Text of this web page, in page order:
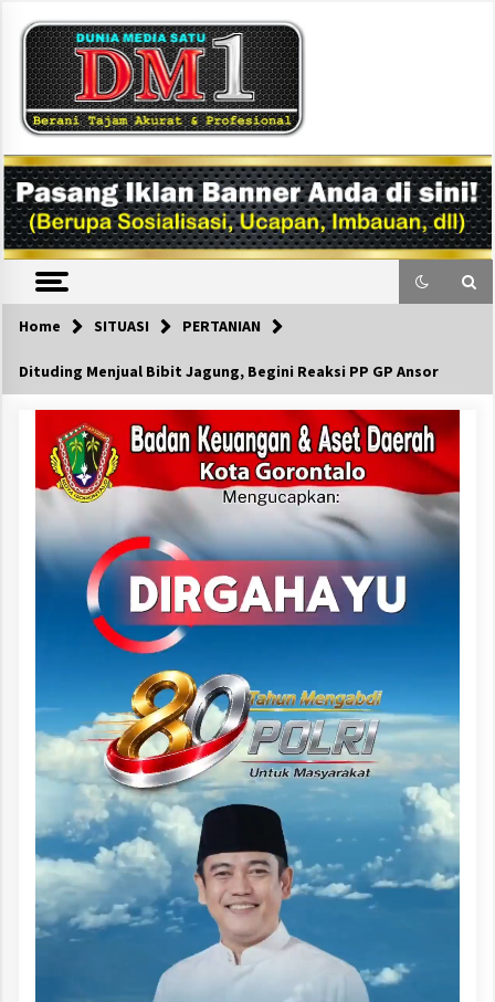
content
DM1
Home SITUASI PERTANIAN
Dituding Menjual Bibit Jagung, Begini Reaksi PP GP Ansor